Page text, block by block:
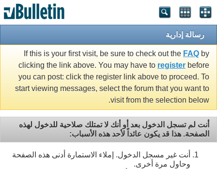
رسالة إدارية
If this is your first visit, be sure to check out the FAQ by
clicking the link above. You may have to register before
you can post: click the register link above to proceed. To
start viewing messages, select the forum that you want to
visit from the selection below.
أنت لم تسجل الدخول بعد أو أنك لا تمتلك صلاحية للدخول لهذه
الصفحة. هذا قد يكون عائداً لأحد هذه الأسباب:
أنت غير مسجل الدخول. إملاء الاستمارة أدنى هذه الصفحة
وحاول مرة أخرى.